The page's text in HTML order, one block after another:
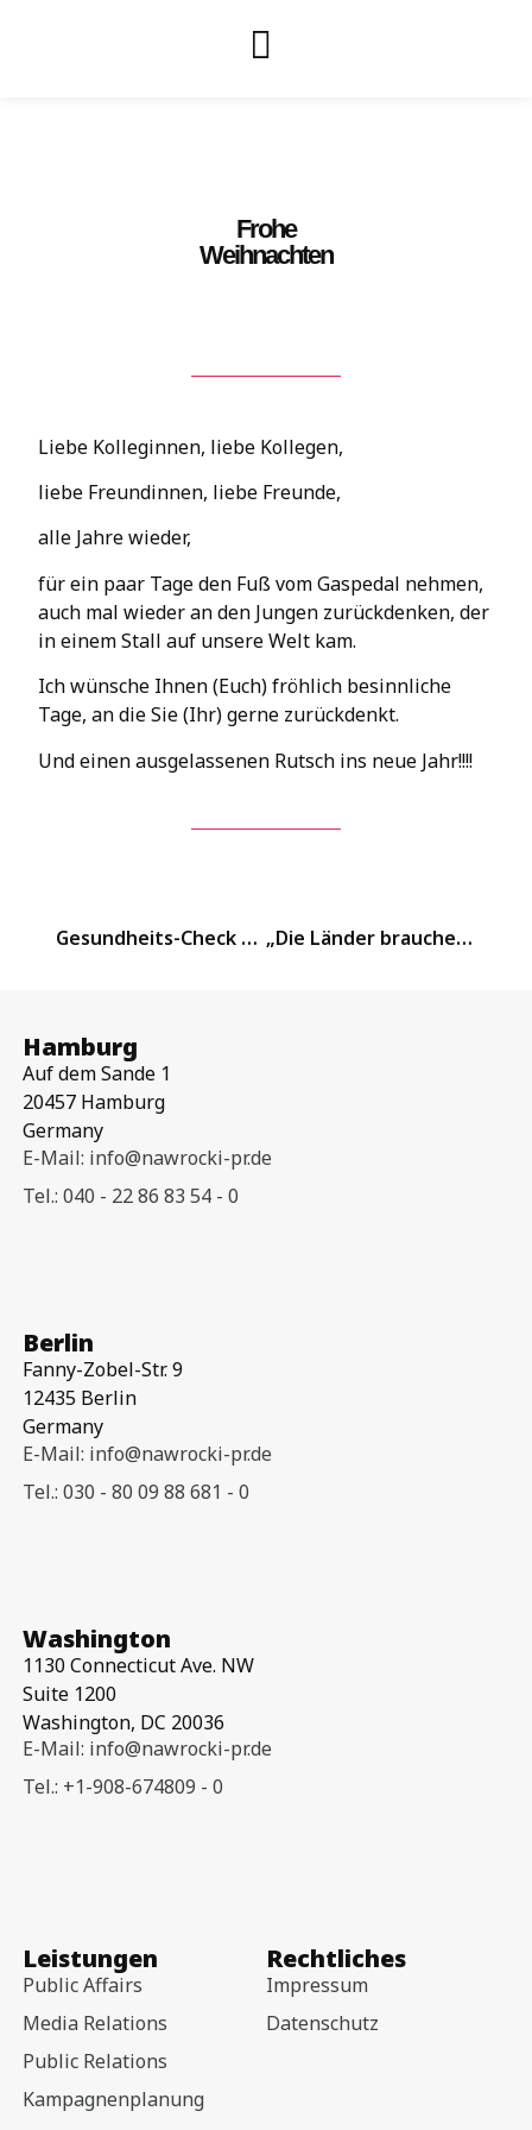
Frohe
Weihnachten
Liebe Kolleginnen, liebe Kollegen,
liebe Freundinnen, liebe Freunde,
alle Jahre wieder,
für ein paar Tage den Fuß vom Gaspedal nehmen,
auch mal wieder an den Jungen zurückdenken, der
in einem Stall auf unsere Welt kam.
Ich wünsche Ihnen (Euch) fröhlich besinnliche
Tage, an die Sie (Ihr) gerne zurückdenkt.
Und einen ausgelassenen Rutsch ins neue Jahr!!!!
Gesundheits-Check mit Karl Josef Laumann (CDU) und Dr. Höschel (BVVG e.V.) „Die Länder brauchen Hilfe bei den Investitionen!“
Hamburg
Auf dem Sande 1
20457 Hamburg
Germany
E-Mail: info@nawrocki-pr.de
Tel.: 040 - 22 86 83 54 - 0
Berlin
Fanny-Zobel-Str. 9
12435 Berlin
Germany
E-Mail: info@nawrocki-pr.de
Tel.: 030 - 80 09 88 681 - 0
Washington
1130 Connecticut Ave. NW
Suite 1200
Washington, DC 20036
E-Mail: info@nawrocki-pr.de
Tel.: +1-908-674809 - 0
Leistungen
Public Affairs
Media Relations
Public Relations
Kampagnenplanung
Rechtliches
Impressum
Datenschutz